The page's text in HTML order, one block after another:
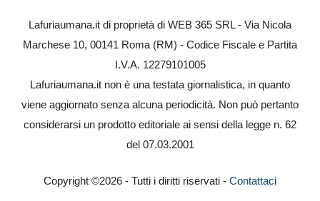
Lafuriaumana.it di proprietà di WEB 365 SRL - Via Nicola
Marchese 10, 00141 Roma (RM) - Codice Fiscale e Partita
I.V.A. 12279101005
Lafuriaumana.it non è una testata giornalistica, in quanto
viene aggiornato senza alcuna periodicità. Non può pertanto
considerarsi un prodotto editoriale ai sensi della legge n. 62
del 07.03.2001
Copyright ©2026 - Tutti i diritti riservati - Contattaci